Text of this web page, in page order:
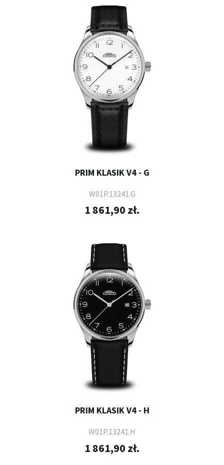
PRIM KLASIK V4 - G
W01P.13241.G
1 861,90 zł.
PRIM KLASIK V4 - H
W01P.13241.H
1 861,90 zł.